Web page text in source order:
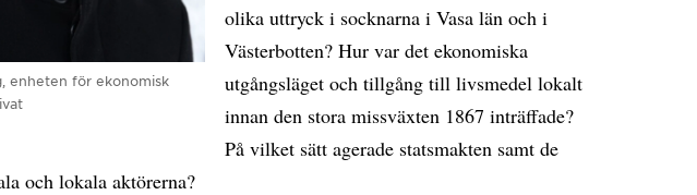
enheten för ekonomisk
olika uttryck i socknarna i Vasa län och i
Västerbotten? Hur var det ekonomiska
utgångsläget och tillgång till livsmedel lokalt
innan den stora missväxten 1867 inträffade?
På vilket sätt agerade statsmakten samt de
och lokala aktörerna?